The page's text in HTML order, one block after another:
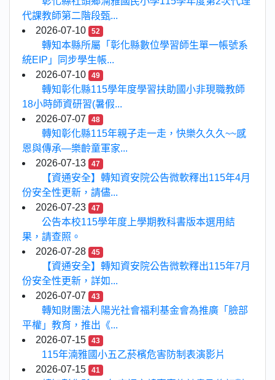
代課教師第二階段甄...
2026-07-10
52
轉知本縣所屬「彰化縣數位學習師生單一帳號系
統EIP」同步學生帳...
2026-07-10
49
轉知彰化縣115學年度學習扶助國小非現職教師
18小時師資研習(暑假...
2026-07-07
48
轉知彰化縣115年親子走一走，快樂久久久~~感
恩與傳承—樂齡童軍家...
2026-07-13
47
【資通安全】轉知資安院公告微軟釋出115年4月
份安全性更新，請儘...
2026-07-23
47
公告本校115學年度上學期教科書版本選用結
果，請查照。
2026-07-28
45
【資通安全】轉知資安院公告微軟釋出115年7月
份安全性更新，詳如...
2026-07-07
43
轉知財團法人陽光社會福利基金會為推廣「臉部
平權」教育，推出《...
2026-07-15
43
115年湳雅國小五乙菸檳危害防制表演影片
2026-07-15
41